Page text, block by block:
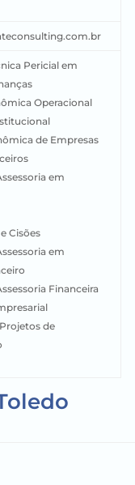
Pericial em
Operacional
de Empresas
em
Cisões
em
Financeira
de